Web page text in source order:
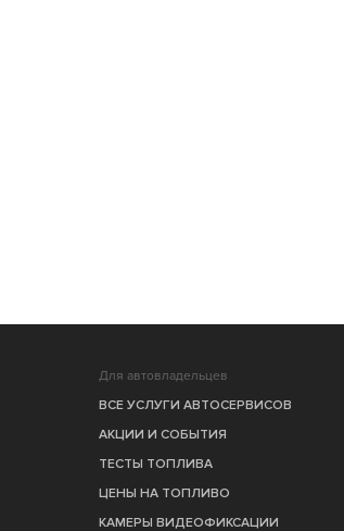
Для автовладельцев
ВСЕ УСЛУГИ АВТОСЕРВИСОВ
АКЦИИ И СОБЫТИЯ
ТЕСТЫ ТОПЛИВА
ЦЕНЫ НА ТОПЛИВО
КАМЕРЫ ВИДЕОФИКСАЦИИ